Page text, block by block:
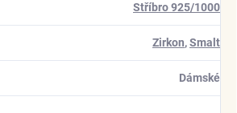
Stříbro 925/1000
Zirkon,Smalt
Dámské